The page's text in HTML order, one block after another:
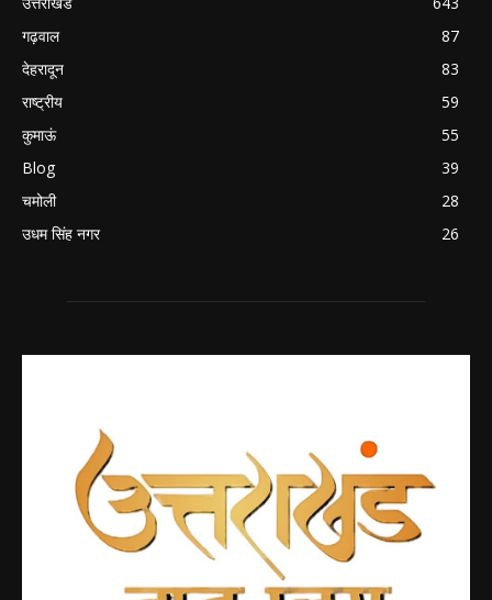
गढ़वाल
87
देहरादून
83
राष्ट्रीय
59
कुमाऊं
55
Blog
39
चमोली
28
उधम सिंह नगर
26